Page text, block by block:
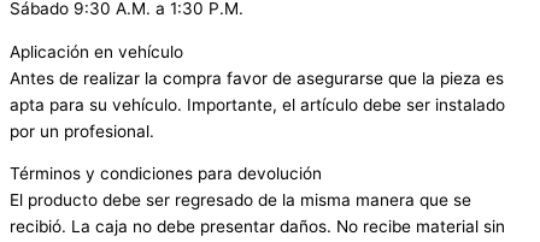
Sábado 9:30 A.M. a 1:30 P.M.
Aplicación en vehículo
Antes de realizar la compra favor de asegurarse que la pieza es
apta para su vehículo. Importante, el artículo debe ser instalado
por un profesional.
Términos y condiciones para devolución
El producto debe ser regresado de la misma manera que se
recibió. La caja no debe presentar daños. No recibe material sin